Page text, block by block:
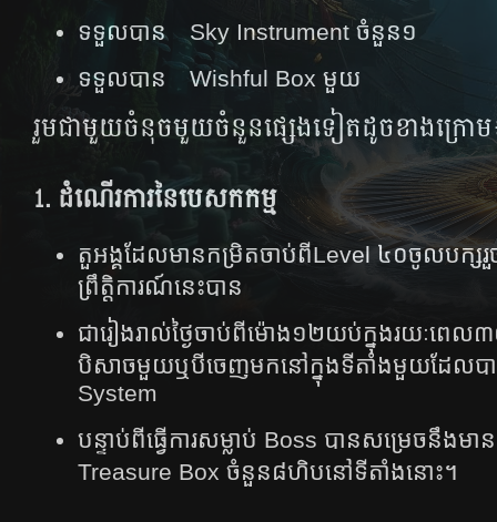
ទទួលបាន​ Sky Instrument ចំនួន១
ទទួលបាន​ Wishful Box មួយ
រួមជាមួយចំនុចមួយចំនួនផ្សេងទៀតដូចខាងក្រោ
1. ដំណើរ​ការ​នៃ​បេសកកម្ម​
តួអង្គ​ដែល​មាន​កម្រិត​ចាប់​ពី​Level ៤០ចូល​បក្ស​
ព្រឹត្តិការណ៍​នេះ​បាន​
ជា​រៀង​រាល់​ថ្ងៃ​ចាប់​ពី​ម៉ោង​១២​យប់​ក្នុង​រយៈ​ពេល​
បិសាច​មួយ​ឬ​បី​ចេញ​មក​នៅ​ក្នុង​ទីតាំង​មួយ​ដែល​ប
System
បន្ទាប់​ពី​ធ្វើ​ការ​សម្លាប់​ Boss បាន​សម្រេច​នឹង​មា
Treasure Box ចំនួន៨ហិបនៅ​ទី​តាំង​​នោះ។